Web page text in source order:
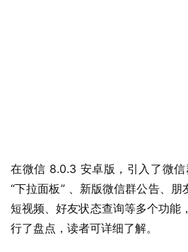
i
n
1
0
在微信 8.0.3 安卓版，引入了微信
“下拉面板” 、新版微信群公告、
短视频、好友状态查询等多个功能
行了盘点，读者可详细了解。